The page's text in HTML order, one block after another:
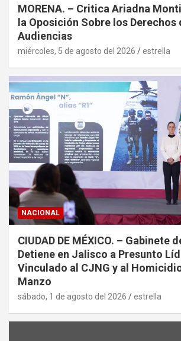
MORENA. – Critica Ariadna
la Oposición Sobre los Derechos
Audiencias
miércoles, 5 de agosto del 2026 estrella
NACIONAL
CIUDAD DE MÉXICO. – Gabinete
Detiene en Jalisco a Presunto
Vinculado al CJNG y al
Manzo
sábado, 1 de agosto del 2026 estrella